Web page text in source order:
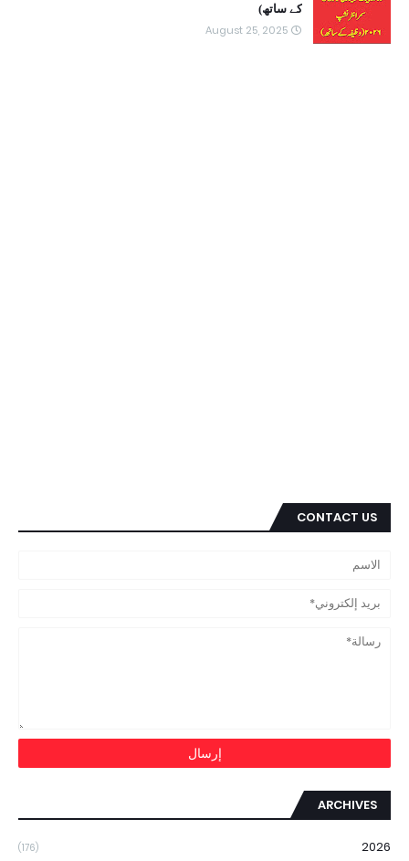
کے ساتھ)
August 25, 2025
CONTACT US
ARCHIVES
2026
(176)